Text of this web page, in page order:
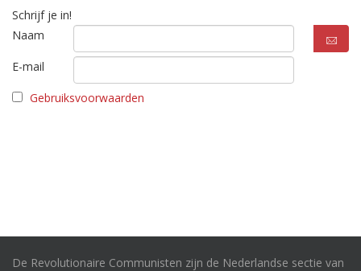
Schrijf je in!
Naam
E-mail
Gebruiksvoorwaarden
De Revolutionaire Communisten zijn de Nederlandse sectie van